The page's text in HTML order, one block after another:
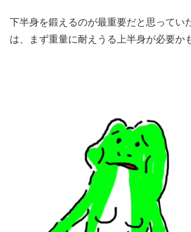
下半身を鍛えるのが最重要だと思ってい
は、まず重量に耐えうる上半身が必要か